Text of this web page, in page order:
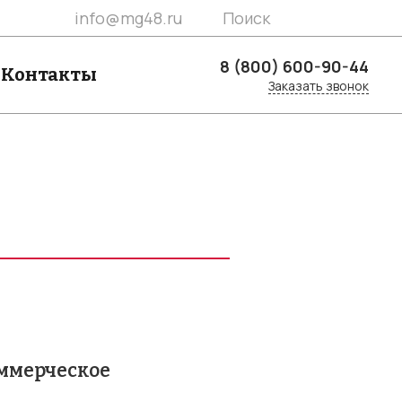
info@mg48.ru Поиск
Контакты 8 (800) 600-90-44
8 (800) 600-90-44
Заказать звонок